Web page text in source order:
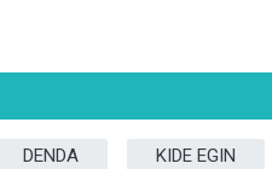
DENDA KIDE EGIN